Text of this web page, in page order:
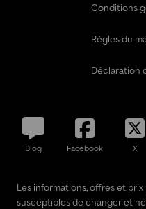
Conditions
Règles du
Déclaration
Blog Facebook X
Les informations, offres et
susceptibles de changer et